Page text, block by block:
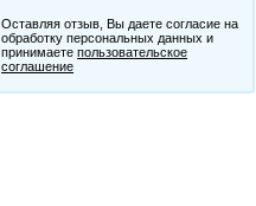
Оставляя отзыв, Вы даете согласие на
обработку персональных данных и
принимаетепользовательское
соглашение